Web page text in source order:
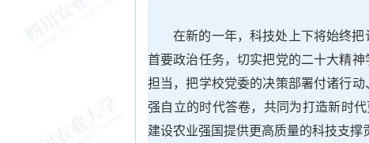
在新的一年，科技处上下将始终
首要政治任务，切实把党的二十大精
担当，把学校党委的决策部署付诸行
强自立的时代答卷，共同为打造新时
建设农业强国提供更高质量的科技支撑